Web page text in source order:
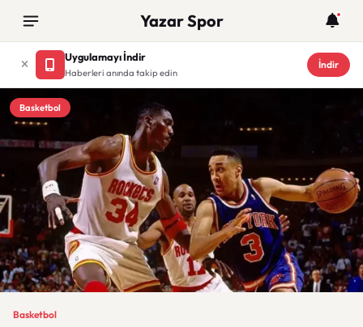
Yazar Spor
Uygulamayı İndir
Haberleri anında takip edin
İndir
Basketbol
Basketbol